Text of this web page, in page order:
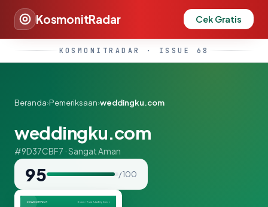
KosmonitRadar Cek Gratis
KOSMONITRADAR · ISSUE 68
Beranda›Pemeriksaan›weddingku.com
weddingku.com
#9D37CBF7 · Sangat Aman
95 / 100